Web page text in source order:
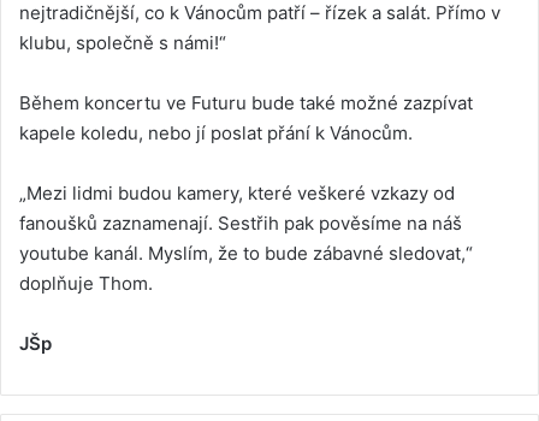
nejtradičnější, co k Vánocům patří – řízek a salát. Přímo v
klubu, společně s námi!“
Během koncertu ve Futuru bude také možné zazpívat
kapele koledu, nebo jí poslat přání k Vánocům.
„Mezi lidmi budou kamery, které veškeré vzkazy od
fanoušků zaznamenají. Sestřih pak pověsíme na náš
youtube kanál. Myslím, že to bude zábavné sledovat,“
doplňuje Thom.
JŠp